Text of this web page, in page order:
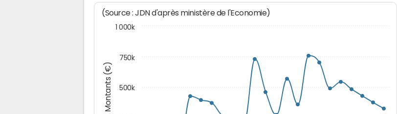
Montants (€)
(Source : JDN d'après ministère de l'Economie)
500k
750k
1 000k